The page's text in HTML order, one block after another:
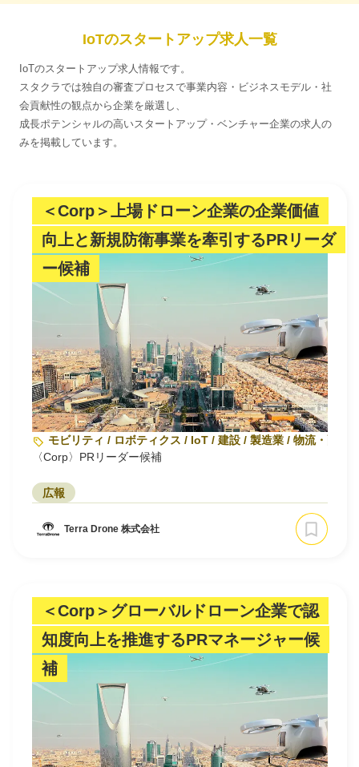
IoTのスタートアップ求人一覧
IoTのスタートアップ求人情報です。
スタクラでは独自の審査プロセスで事業内容・ビジネスモデル・社
会貢献性の観点から企業を厳選し、
成長ポテンシャルの高いスタートアップ・ベンチャー企業の求人の
みを掲載しています。
＜Corp＞上場ドローン企業の企業価値
向上と新規防衛事業を牽引するPRリーダ
ー候補
モビリティ / ロボティクス / IoT / 建設 / 製造業 / 物流・配送
〈Corp〉PRリーダー候補
広報
Terra Drone 株式会社
＜Corp＞グローバルドローン企業で認
知度向上を推進するPRマネージャー候
補